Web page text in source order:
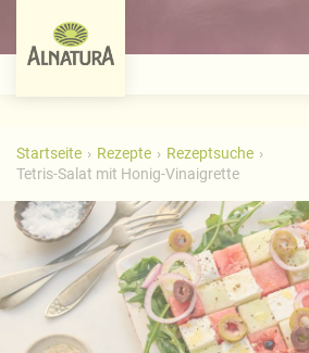
Startseite Rezepte
Rezeptsuche
Tetris-Salat mit Honig-Vinaigrette